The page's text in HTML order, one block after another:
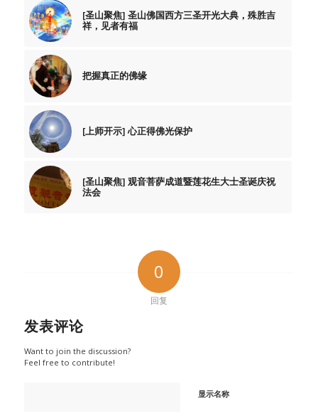
[圣山聚焦] 圣山佛国西方三圣开光大典，殊胜吉
祥，见者有福
把握真正的佛缘
[上师开示] 心正得佛光保护
[圣山聚焦] 观音菩萨成道暨莲花生大士圣诞庆祝
法会
0
回复
发表评论
Want to join the discussion?
Feel free to contribute!
显示名称